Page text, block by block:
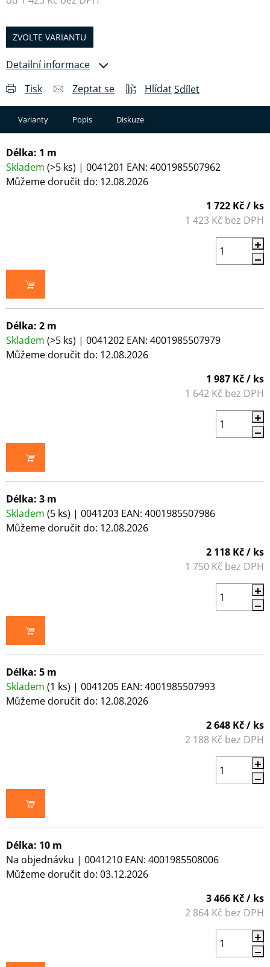
ZVOLTE VARIANTU
Detailní informace
Tisk
Zeptat se HlídatSdílet
Varianty Popis Diskuze
Délka: 1 m
Skladem (>5 ks) | 0041201 EAN: 4001985507962
Můžeme doručit do: 12.08.2026
1 722 Kč/ ks
1 423 Kč bez DPH
DO KOŠÍKU
Délka: 2 m
Skladem (>5 ks) | 0041202 EAN: 4001985507979
Můžeme doručit do: 12.08.2026
1 987 Kč/ ks
1 642 Kč bez DPH
DO KOŠÍKU
Délka: 3 m
Skladem (5 ks) | 0041203 EAN: 4001985507986
Můžeme doručit do: 12.08.2026
2 118 Kč/ ks
1 750 Kč bez DPH
DO KOŠÍKU
Délka: 5 m
Skladem (1 ks) | 0041205 EAN: 4001985507993
Můžeme doručit do: 12.08.2026
2 648 Kč/ ks
2 188 Kč bez DPH
DO KOŠÍKU
Délka: 10 m
Na objednávku | 0041210 EAN: 4001985508006
Můžeme doručit do: 03.12.2026
3 466 Kč/ ks
2 864 Kč bez DPH